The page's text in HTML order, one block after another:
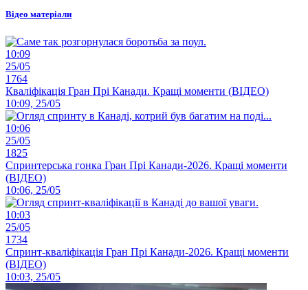
Відео матеріали
10:09
25/05
1764
Кваліфікація Гран Прі Канади. Кращі моменти (ВІДЕО)
10:09, 25/05
10:06
25/05
1825
Спринтерська гонка Гран Прі Канади-2026. Кращі моменти
(ВІДЕО)
10:06, 25/05
10:03
25/05
1734
Спринт-кваліфікація Гран Прі Канади-2026. Кращі моменти
(ВІДЕО)
10:03, 25/05